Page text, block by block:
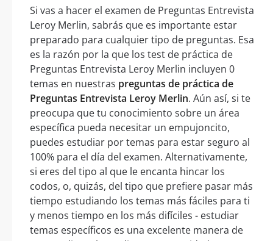
Si vas a hacer el examen de Preguntas Entrevista
Leroy Merlin, sabrás que es importante estar
preparado para cualquier tipo de preguntas. Esa
es la razón por la que los test de práctica de
Preguntas Entrevista Leroy Merlin incluyen 0
temas en nuestras preguntas de práctica de
Preguntas Entrevista Leroy Merlin. Aún así, si te
preocupa que tu conocimiento sobre un área
específica pueda necesitar un empujoncito,
puedes estudiar por temas para estar seguro al
100% para el día del examen. Alternativamente,
si eres del tipo al que le encanta hincar los
codos, o, quizás, del tipo que prefiere pasar más
tiempo estudiando los temas más fáciles para ti
y menos tiempo en los más difíciles - estudiar
temas específicos es una excelente manera de